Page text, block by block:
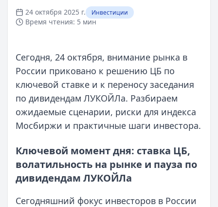
24 октября 2025 г. Инвестиции
Время чтения: 5 мин
Сегодня, 24 октября, внимание рынка в
России приковано к решению ЦБ по
ключевой ставке и к переносу заседания
по дивидендам ЛУКОЙЛа. Разбираем
ожидаемые сценарии, риски для индекса
Мосбиржи и практичные шаги инвестора.
Ключевой момент дня: ставка ЦБ,
волатильность на рынке и пауза по
дивидендам ЛУКОЙЛа
Сегодняшний фокус инвесторов в России